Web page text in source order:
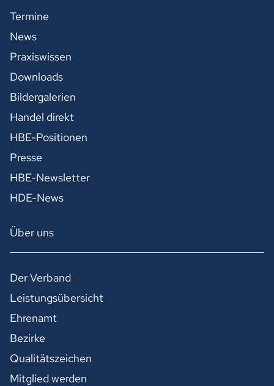
Termine
News
Praxiswissen
Downloads
Bildergalerien
Handel direkt
HBE-Positionen
Presse
HBE-Newsletter
HDE-News
Über uns
Der Verband
Leistungsübersicht
Ehrenamt
Bezirke
Qualitätszeichen
Mitglied werden